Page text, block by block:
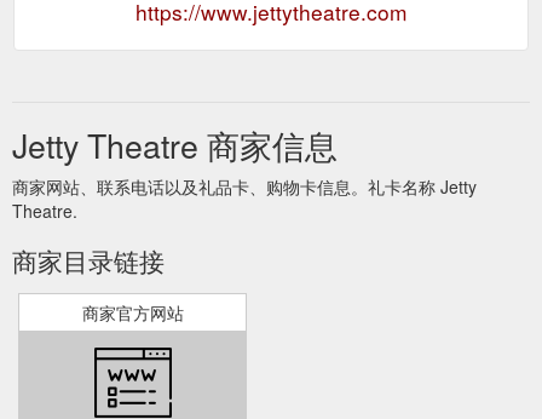
https://www.jettytheatre.com
Jetty Theatre 商家信息
商家网站、联系电话以及礼品卡、购物卡信息。礼卡名称 Jetty
Theatre.
商家目录链接
商家官方网站